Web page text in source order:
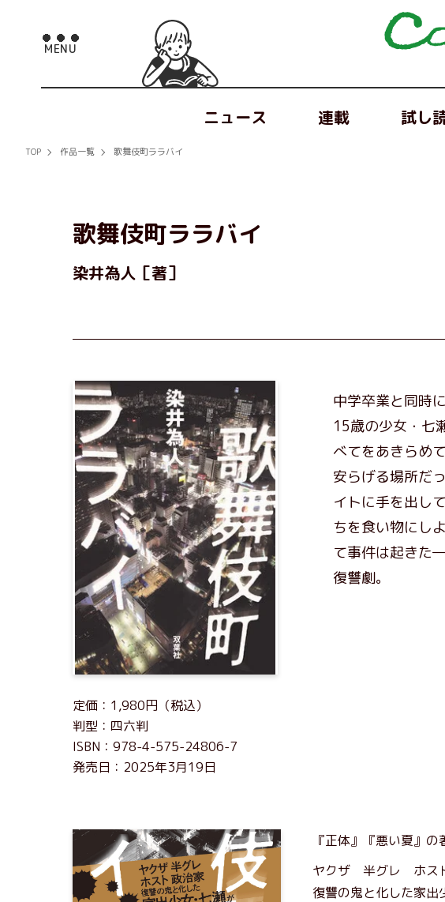
ニュース 連載 試し
TOP 作品一覧 歌舞伎町ララバイ
歌舞伎町ララバイ
染井為人［著］
定価：1,980円（税込）
判型：四六判
ISBN：978-4-575-24806-7
発売日：2025年3月19日
中学卒業と同時
15歳の少女・七
べてをあきらめ
安らげる場所だ
イトに手を出し
ちを食い物にし
て事件は起きた
復讐劇。
『正体』『悪い夏』
ヤクザ 半グレ ホス
復讐の鬼と化した家出